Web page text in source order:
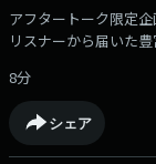
だけます！https://
a9b9-
組公式Xアカウント
アフタートーク限定
リスナーから届いた
ます！イラストにした
で描いた画像。など
～・～・～・～・～
だけます！https://
8分
シェア